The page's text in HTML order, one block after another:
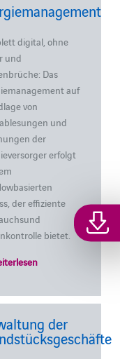
digital, ohne
und
Das
auf
von
und
der
erfolgt
der effiziente
bietet.
der